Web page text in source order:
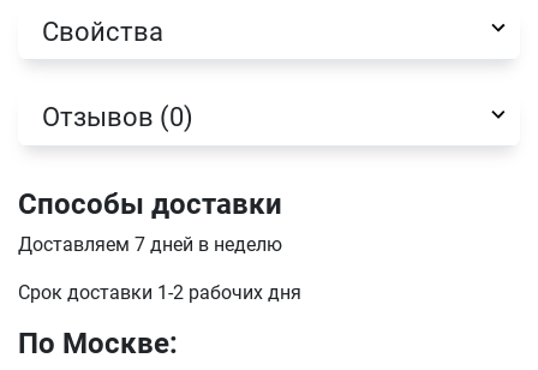
Свойства
Отзывов (0)
Способы доставки
Доставляем 7 дней в неделю
Срок доставки 1-2 рабочих дня
По Москве:
Имя